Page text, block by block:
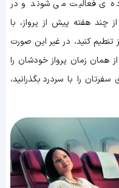
ی فعالیت می شوند و در
چند هفته پیش از پرواز، با
کنید، در غیر این صورت
همان زمان پرواز خودشان را
را با سردرد بگذرانید،